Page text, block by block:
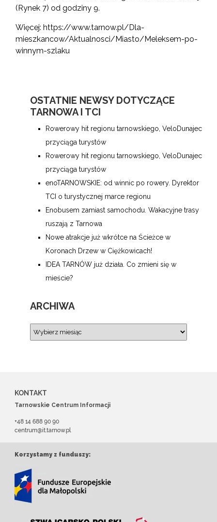
(Rynek 7) od godziny 9.
Więcej: https://www.tarnow.pl/Dla-
mieszkancow/Aktualnosci/Miasto/Meleksem-po-
winnym-szlaku
OSTATNIE NEWSY DOTYCZĄCE
TARNOWA I TCI
Rowerowy hit regionu tarnowskiego, VeloDunajec
przyciąga turystów
Rowerowy hit regionu tarnowskiego, VeloDunajec
przyciąga turystów
enoTARNOWSKIE: od winnic po rowery. Dyrektor
TCI o turystycznej marce regionu
Enobusem zamiast samochodu. Wakacyjne trasy
ruszają z Tarnowa
Nowe atrakcje już wkrótce na Ścieżce w
Koronach Drzew w Ciężkowicach!
IDEA TARNÓW już działa. Co zmieni się w
mieście?
ARCHIWA
KONTAKT
Tarnowskie Centrum Informacji
+48 14 688 90 90
centrum@it.tarnow.pl
Korzystamy z funduszy: